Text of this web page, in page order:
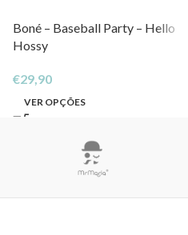
Boné – Baseball Party – Hello
Hossy
€29,90
VER OPÇÕES